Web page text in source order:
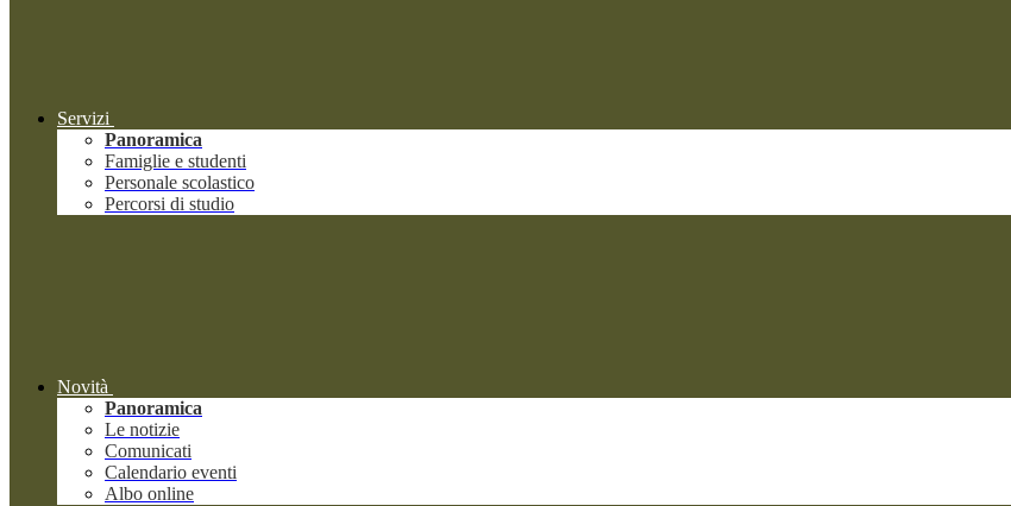
Servizi
Panoramica
Famiglie e studenti
Personale scolastico
Percorsi di studio
Novità
Panoramica
Le notizie
Comunicati
Calendario eventi
Albo online